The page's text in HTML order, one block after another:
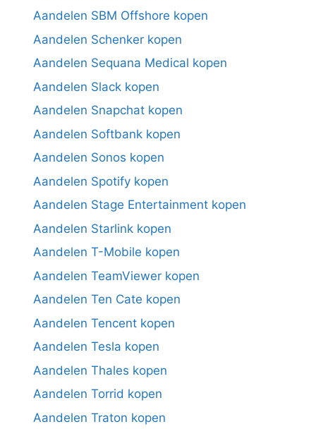
Aandelen SBM Offshore kopen
Aandelen Schenker kopen
Aandelen Sequana Medical kopen
Aandelen Slack kopen
Aandelen Snapchat kopen
Aandelen Softbank kopen
Aandelen Sonos kopen
Aandelen Spotify kopen
Aandelen Stage Entertainment kopen
Aandelen Starlink kopen
Aandelen T-Mobile kopen
Aandelen TeamViewer kopen
Aandelen Ten Cate kopen
Aandelen Tencent kopen
Aandelen Tesla kopen
Aandelen Thales kopen
Aandelen Torrid kopen
Aandelen Traton kopen